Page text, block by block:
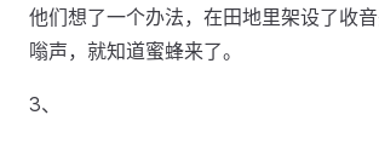
他们想了一个办法，在田地里架设了收
嗡声，就知道蜜蜂来了。
3、